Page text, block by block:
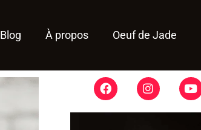
Blog À propos Oeuf de Jade